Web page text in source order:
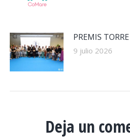
PREMIS
9 julio 2026
Deja un